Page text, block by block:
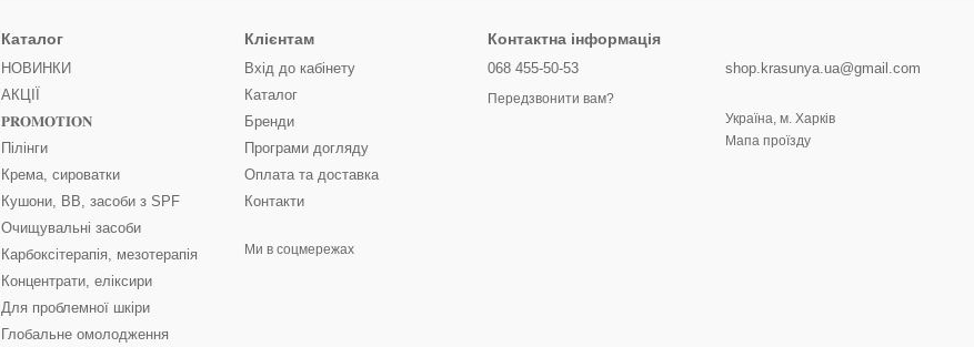
Каталог
НОВИНКИ
АКЦІЇ
𝐏𝐑𝐎𝐌𝐎𝐓𝐈𝐎𝐍
Пілінги
Крема, сироватки
Кушони, ВВ, засоби з SPF
Очищувальні засоби
Карбоксітерапія, мезотерапія
Концентрати, еліксири
Для проблемної шкіри
Глобальне омолодження
Клієнтам
Вхід до кабінету
Каталог
Бренди
Програми догляду
Оплата та доставка
Контакти
Ми в соцмережах
Контактна інформація
068 455-50-53
Передзвонити вам?
shop.krasunya.ua@gmail.com
Україна, м. Харків
Мапа проїзду